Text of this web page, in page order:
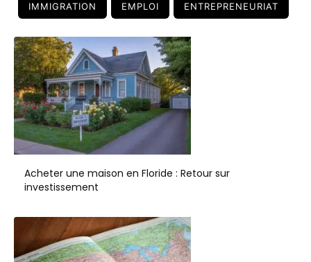
IMMIGRATION EMPLOI ENTREPRENEURIAT
Acheter une maison en Floride : Retour sur
investissement